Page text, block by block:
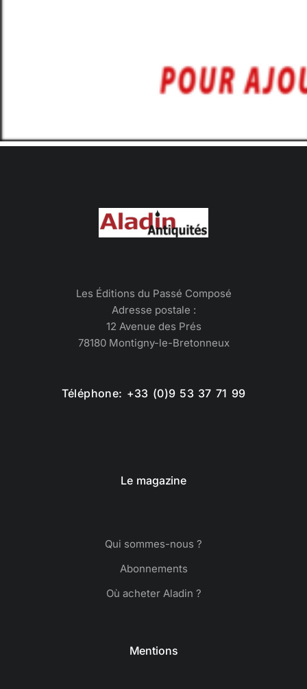
Les Éditions du Passé Composé
Adresse postale :
12 Avenue des Prés
78180 Montigny-le-Bretonneux
Téléphone: +33 (0)9 53 37 71 99
Le magazine
Qui sommes-nous ?
Abonnements
Où acheter Aladin ?
Mentions